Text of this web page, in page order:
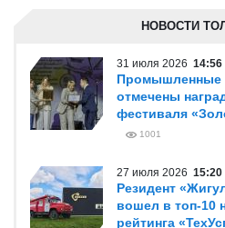
НОВОСТИ
31 июля 2026 14:56
Промышленные
отмечены
фестиваля
1001
27 июля 2026 15:20
Резидент
вошел в топ-10
рейтинга